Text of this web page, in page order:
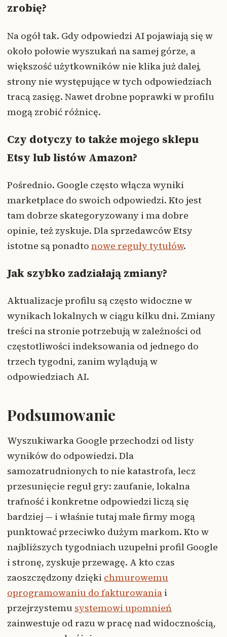
zrobię?
Na ogół tak. Gdy odpowiedzi AI pojawiają się w
około połowie wyszukań na samej górze, a
większość użytkowników nie klika już dalej,
strony nie występujące w tych odpowiedziach
tracą zasięg. Nawet drobne poprawki w profilu
mogą zrobić różnicę.
Czy dotyczy to także mojego sklepu
Etsy lub listów Amazon?
Pośrednio. Google często włącza wyniki
marketplace do swoich odpowiedzi. Kto jest
tam dobrze skategoryzowany i ma dobre
opinie, też zyskuje. Dla sprzedawców Etsy
istotne są ponadto nowe reguły tytułów.
Jak szybko zadziałają zmiany?
Aktualizacje profilu są często widoczne w
wynikach lokalnych w ciągu kilku dni. Zmiany
treści na stronie potrzebują w zależności od
częstotliwości indeksowania od jednego do
trzech tygodni, zanim wylądują w
odpowiedziach AI.
Podsumowanie
Wyszukiwarka Google przechodzi od listy
wyników do odpowiedzi. Dla
samozatrudnionych to nie katastrofa, lecz
przesunięcie reguł gry: zaufanie, lokalna
trafność i konkretne odpowiedzi liczą się
bardziej — i właśnie tutaj małe firmy mogą
punktować przeciwko dużym markom. Kto w
najbliższych tygodniach uzupełni profil Google
i stronę, zyskuje przewagę. A kto czas
zaoszczędzony dzięki chmurowemu
oprogramowaniu do fakturowania i
przejrzystemu systemowi upomnień
zainwestuje od razu w pracę nad widocznością,